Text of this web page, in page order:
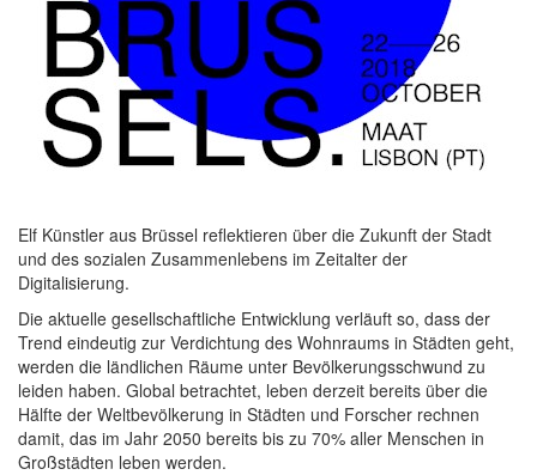
Elf Künstler aus Brüssel reflektieren über die Zukunft der Stadt
und des sozialen Zusammenlebens im Zeitalter der
Digitalisierung.
Die aktuelle gesellschaftliche Entwicklung verläuft so, dass der
Trend eindeutig zur Verdichtung des Wohnraums in Städten geht,
werden die ländlichen Räume unter Bevölkerungsschwund zu
leiden haben. Global betrachtet, leben derzeit bereits über die
Hälfte der Weltbevölkerung in Städten und Forscher rechnen
damit, das im Jahr 2050 bereits bis zu 70% aller Menschen in
Großstädten leben werden.